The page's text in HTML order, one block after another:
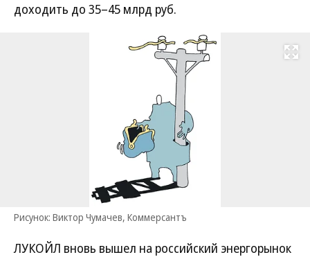
доходить до 35–45 млрд руб.
Развернуть
Рисунок: Виктор Чумачев, Коммерсантъ
ЛУКОЙЛ вновь вышел на российский энергорынок